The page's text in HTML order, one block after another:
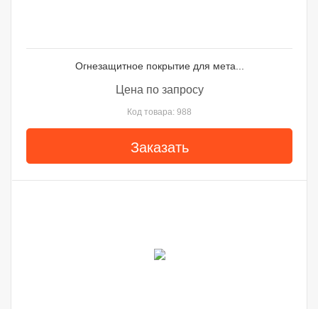
Огнезащитное покрытие для мета...
Цена по запросу
Код товара: 988
Заказать